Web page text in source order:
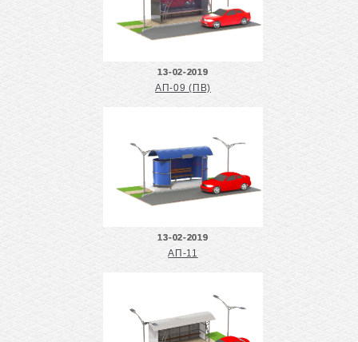
13-02-2019
АП-09 (ПВ)
13-02-2019
АП-11